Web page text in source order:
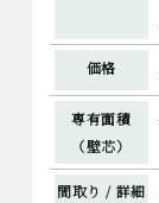
価格
専有面積
（壁芯）
間取り / 詳細